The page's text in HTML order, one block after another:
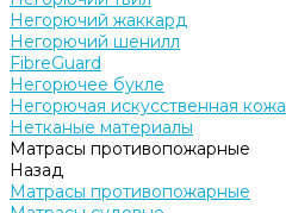
Негорючий жаккард
Негорючий шенилл
FibreGuard
Негорючее букле
Негорючая искусственная кожа
Нетканые материалы
Матрасы противопожарные
Назад
Матрасы противопожарные